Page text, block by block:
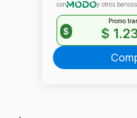
con y otros bancos
$
Promo
$